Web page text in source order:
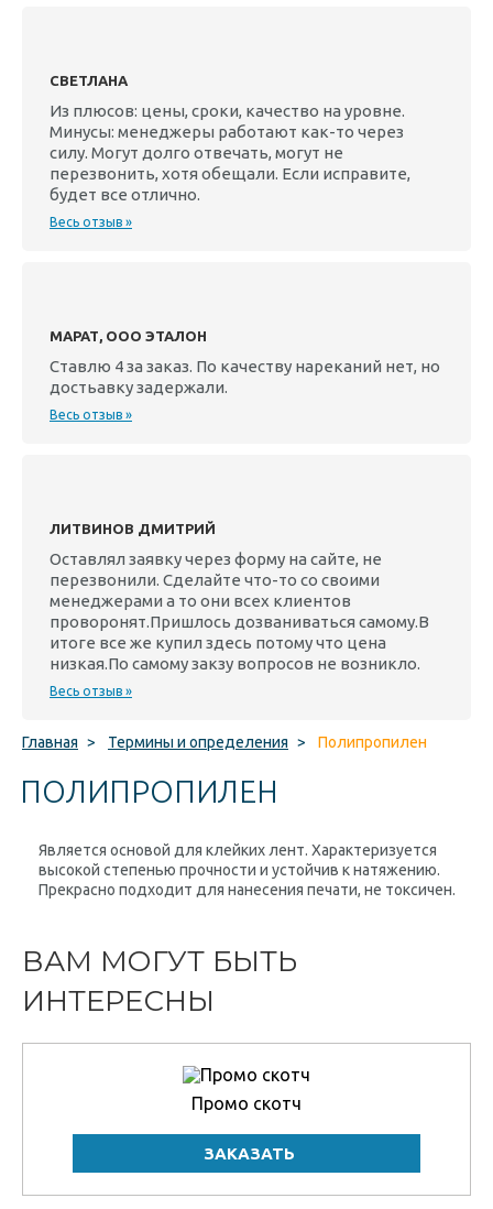
СВЕТЛАНА
Из плюсов: цены, сроки, качество на уровне.
Минусы: менеджеры работают как-то через
силу. Могут долго отвечать, могут не
перезвонить, хотя обещали. Если исправите,
будет все отлично.
Весь отзыв »
МАРАТ, ООО ЭТАЛОН
Ставлю 4 за заказ. По качеству нареканий нет, но
достьавку задержали.
Весь отзыв »
ЛИТВИНОВ ДМИТРИЙ
Оставлял заявку через форму на сайте, не
перезвонили. Сделайте что-то со своими
менеджерами а то они всех клиентов
проворонят.Пришлось дозваниваться самому.В
итоге все же купил здесь потому что цена
низкая.По самому закзу вопросов не возникло.
Весь отзыв »
Главная > Термины и определения > Полипропилен
ПОЛИПРОПИЛЕН
Является основой для клейких лент. Характеризуется
высокой степенью прочности и устойчив к натяжению.
Прекрасно подходит для нанесения печати, не токсичен.
ВАМ МОГУТ БЫТЬ
ИНТЕРЕСНЫ
Промо скотч